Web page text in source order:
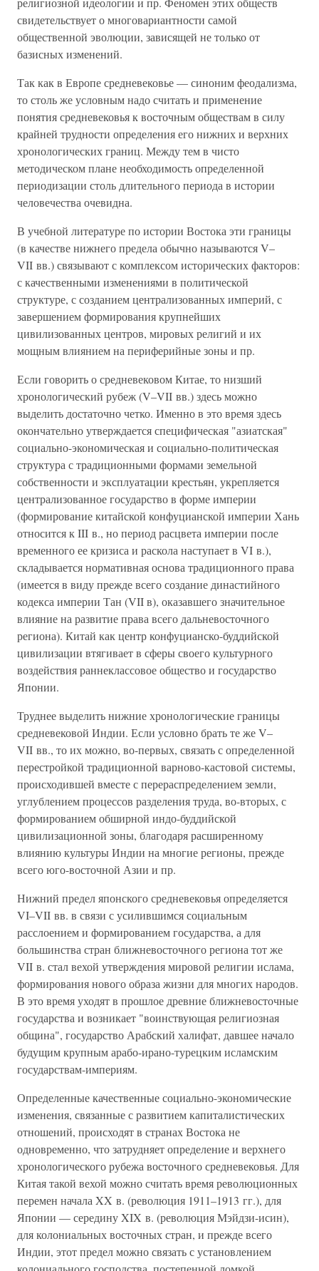
свидетельствует о многовариантности самой
общественной эволюции, зависящей не только от
базисных изменений.
Так как в Европе средневековье — синоним феодализма,
то столь же условным надо считать и применение
понятия средневековья к восточным обществам в силу
крайней трудности определения его нижних и верхних
хронологических границ. Между тем в чисто
методическом плане необходимость определенной
периодизации столь длительного периода в истории
человечества очевидна.
В учебной литературе по истории Востока эти границы
(в качестве нижнего предела обычно называются V–
VII вв.) связывают с комплексом исторических факторов:
с качественными изменениями в политической
структуре, с созданием централизованных империй, с
завершением формирования крупнейших
цивилизованных центров, мировых религий и их
мощным влиянием на периферийные зоны и пр.
Если говорить о средневековом Китае, то низший
хронологический рубеж (V–VII вв.) здесь можно
выделить достаточно четко. Именно в это время здесь
окончательно утверждается специфическая "азиатская"
социально-экономическая и социально-политическая
структура с традиционными формами земельной
собственности и эксплуатации крестьян, укрепляется
централизованное государство в форме империи
(формирование китайской конфуцианской империи Хань
относится к III в., но период расцвета империи после
временного ее кризиса и раскола наступает в VI в.),
складывается нормативная основа традиционного права
(имеется в виду прежде всего создание династийного
кодекса империи Тан (VII в), оказавшего значительное
влияние на развитие права всего дальневосточного
региона). Китай как центр конфуцианско-буддийской
цивилизации втягивает в сферы своего культурного
воздействия раннеклассовое общество и государство
Японии.
Труднее выделить нижние хронологические границы
средневековой Индии. Если условно брать те же V–
VII вв., то их можно, во-первых, связать с определенной
перестройкой традиционной варново-кастовой системы,
происходившей вместе с перераспределением земли,
углублением процессов разделения труда, во-вторых, с
формированием обширной индо-буддийской
цивилизационной зоны, благодаря расширенному
влиянию культуры Индии на многие регионы, прежде
всего юго-восточной Азии и пр.
Нижний предел японского средневековья определяется
VI–VII вв. в связи с усилившимся социальным
расслоением и формированием государства, а для
большинства стран ближневосточного региона тот же
VII в. стал вехой утверждения мировой религии ислама,
формирования нового образа жизни для многих народов.
В это время уходят в прошлое древние ближневосточные
государства и возникает "воинствующая религиозная
община", государство Арабский халифат, давшее начало
будущим крупным арабо-ирано-турецким исламским
государствам-империям.
Определенные качественные социально-экономические
изменения, связанные с развитием капиталистических
отношений, происходят в странах Востока не
одновременно, что затрудняет определение и верхнего
хронологического рубежа восточного средневековья. Для
Китая такой вехой можно считать время революционных
перемен начала XX в. (революция 1911–1913 гг.), для
Японии — середину XIX в. (революция Мэйдзи-исин),
для колониальных восточных стран, и прежде всего
Индии, этот предел можно связать с установлением